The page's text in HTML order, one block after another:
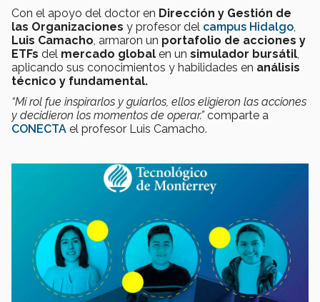
Con el apoyo del doctor en Dirección y Gestión de
las Organizaciones y profesor del campus Hidalgo
Luis Camacho , armaron un portafolio de acciones y
ETFs del mercado global en un simulador bursátil
aplicando sus conocimientos y habilidades en análisis
técnico y fundamental.
“Mi rol fue inspirarlos y guiarlos, ellos eligieron las acciones
y decidieron los momentos de operar.”comparte a
CONECTA el profesor Luis Camacho.